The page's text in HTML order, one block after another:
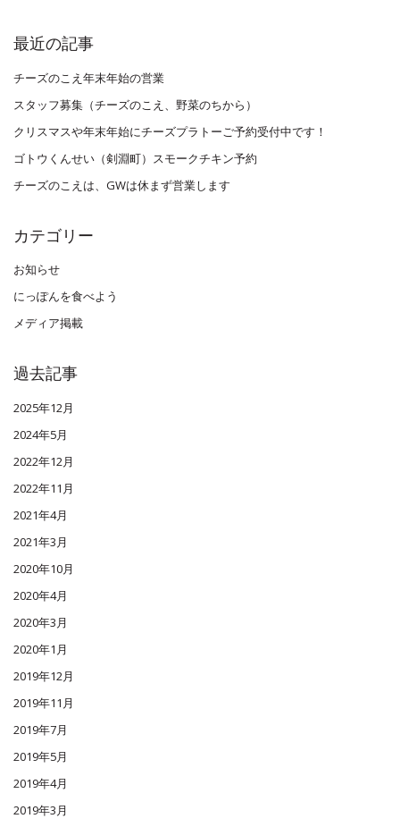
最近の記事
チーズのこえ年末年始の営業
スタッフ募集（チーズのこえ、野菜のちから）
クリスマスや年末年始にチーズプラトーご予約受付中です！
ゴトウくんせい（剣淵町）スモークチキン予約
チーズのこえは、GWは休まず営業します
カテゴリー
お知らせ
にっぽんを食べよう
メディア掲載
過去記事
2025年12月
2024年5月
2022年12月
2022年11月
2021年4月
2021年3月
2020年10月
2020年4月
2020年3月
2020年1月
2019年12月
2019年11月
2019年7月
2019年5月
2019年4月
2019年3月